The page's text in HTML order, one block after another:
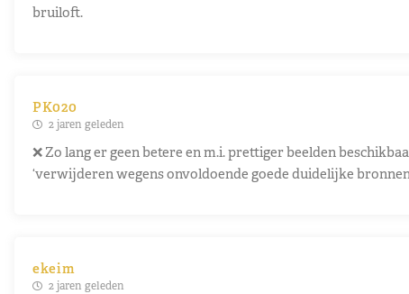
bruiloft.
PK020
2 jaren geleden
❌ Zo lang er geen betere en m.i. prettiger beelden
‘verwijderen wegens onvoldoende goede duidelijke
ekeim
2 jaren geleden